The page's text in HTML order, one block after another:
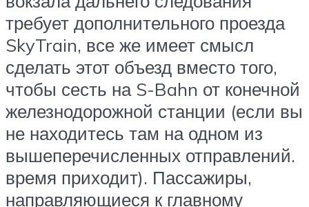
требует дополнительного проезда
SkyTrain, все же имеет смысл
сделать этот объезд вместо того,
чтобы сесть на S-Bahn от конечной
железнодорожной станции (если вы
не находитесь там на одном из
вышеперечисленных отправлений.
время приходит). Пассажиры,
направляющиеся к главному